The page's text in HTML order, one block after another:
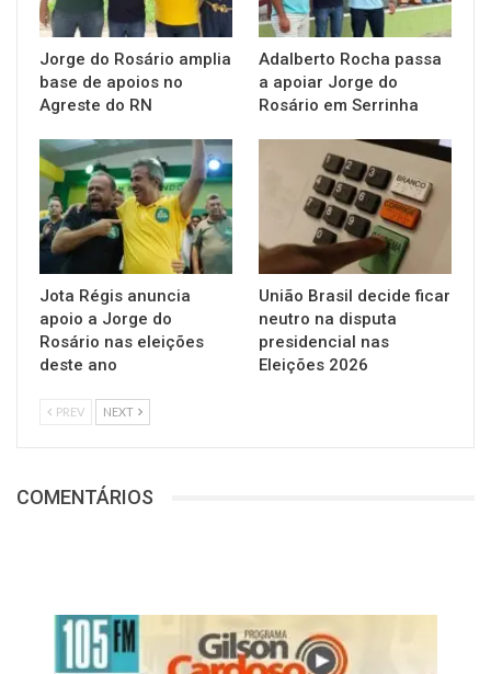
Jorge do Rosário amplia
base de apoios no
Agreste do RN
Adalberto Rocha passa
a apoiar Jorge do
Rosário em Serrinha
Jota Régis anuncia
apoio a Jorge do
Rosário nas eleições
deste ano
União Brasil decide ficar
neutro na disputa
presidencial nas
Eleições 2026
PREV NEXT
COMENTÁRIOS